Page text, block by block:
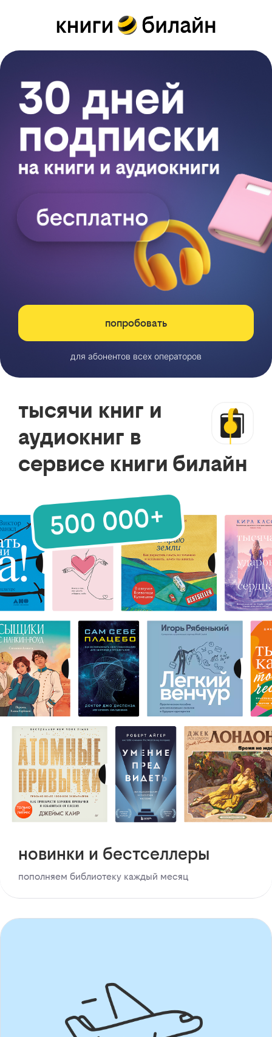
попробовать
для абонентов всех операторов
тысячи книг и
аудиокниг в
сервисе книги билайн
новинки и бестселлеры
пополняем библиотеку каждый месяц